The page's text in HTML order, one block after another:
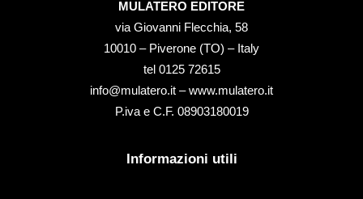
MULATERO EDITORE
via Giovanni Flecchia, 58
10010 – Piverone (TO) – Italy
tel ‭0125 72615‬
info@mulatero.it –www.mulatero.it
P.iva e C.F. 08903180019
Informazioni utili